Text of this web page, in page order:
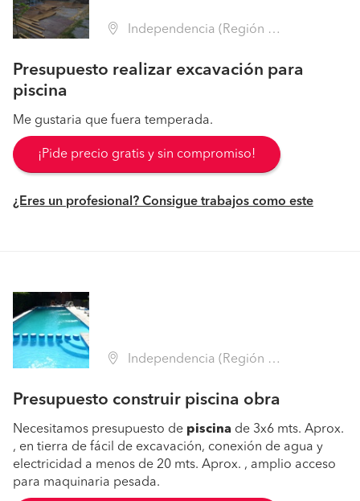
Independencia (Región Metropolitana - Santiago)
Presupuesto realizar excavación para
piscina
Me gustaria que fuera temperada.
¡Pide precio gratis y sin compromiso!
¿Eres un profesional? Consigue trabajos como este
Independencia (Región Metropolitana - Santiago)
Presupuesto construir piscina obra
Necesitamos presupuesto de piscina de 3x6 mts. Aprox.
, en tierra de fácil de excavación, conexión de agua y
electricidad a menos de 20 mts. Aprox. , amplio acceso
para maquinaria pesada.